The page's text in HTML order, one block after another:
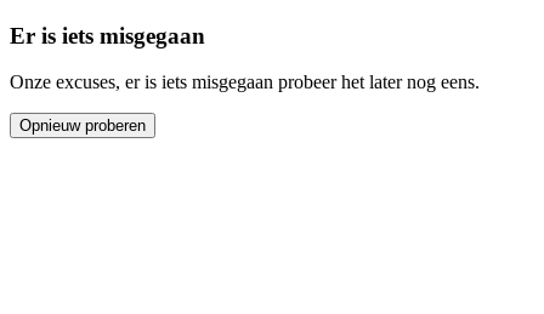
Er is iets misgegaan
Onze excuses, er is iets misgegaan probeer het later nog eens.
Opnieuw proberen